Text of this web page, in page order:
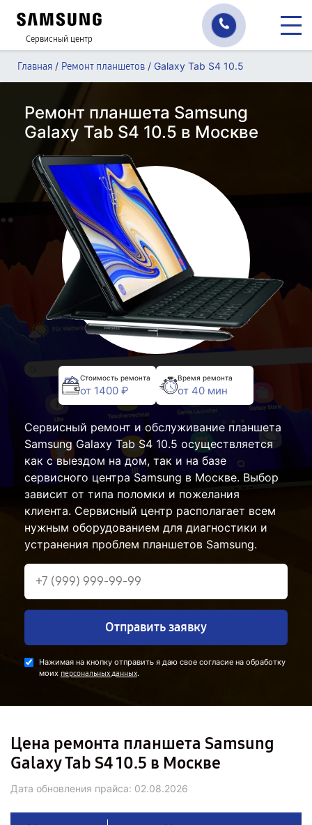
Сервисный центр
Главная / Ремонт планшетов / Galaxy Tab S4 10.5
Ремонт планшета Samsung
Galaxy Tab S4 10.5 в Москве
Стоимость ремонта
от 1400 ₽
Время ремонта
от 40 мин
Сервисный ремонт и обслуживание планшета
Samsung Galaxy Tab S4 10.5 осуществляется
как с выездом на дом, так и на базе
сервисного центра Samsung в Москве. Выбор
зависит от типа поломки и пожелания
клиента. Сервисный центр располагает всем
нужным оборудованием для диагностики и
устранения проблем планшетов Samsung.
Отправить заявку
Нажимая на кнопку отправить я даю свое согласие на обработку
моих персональных данных.
Цена ремонта планшета Samsung
Galaxy Tab S4 10.5 в Москве
Дата обновления прайса: 02.08.2026